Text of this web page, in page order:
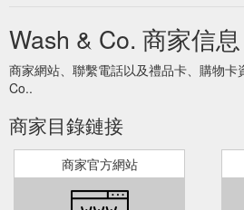
Wash & Co. 商家信息
商家網站、聯繫電話以及禮品卡、購物卡
Co..
商家目錄鏈接
商家官方網站